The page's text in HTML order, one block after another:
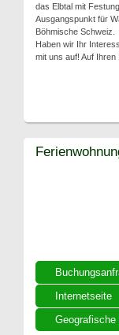
das Elbtal mit
Ausgangspunkt für
Böhmische Schweiz.
Haben wir Ihr
mit uns auf! Auf
Internetseite
Geografische